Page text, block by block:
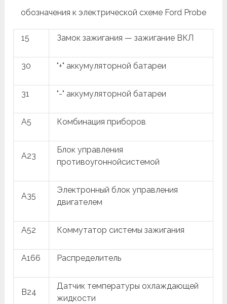
обозначения к электрической схеме Ford Probe
15 Замок зажигания — зажигание ВКЛ
30 "+" аккумуляторной батареи
31 "-" аккумуляторной батареи
A5 Комбинация приборов
A23
Блок управления
противоугоннойсистемой
A35
Электронный блок управления
двигателем
A52 Коммутатор системы зажигания
A166 Распределитель
B24
Датчик температуры охлаждающей
жидкости